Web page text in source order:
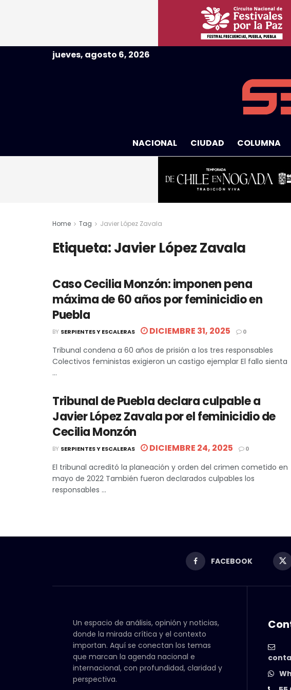
jueves, agosto 6, 2026
NACIONAL CIUDAD COLUMNA
Home Tag Javier López Zavala
Etiqueta:Javier López Zavala
Caso Cecilia Monzón: imponen pena
máxima de 60 años por feminicidio en
Puebla
BY SERPIENTES Y ESCALERAS DICIEMBRE 31, 2025 0
Tribunal condena a 60 años de prisión a los tres responsables
Colectivos feministas exigieron un castigo ejemplar El fallo sienta
...
Tribunal de Puebla declara culpable a
Javier López Zavala por el feminicidio de
Cecilia Monzón
BY SERPIENTES Y ESCALERAS DICIEMBRE 24, 2025 0
El tribunal acreditó la planeación y orden del crimen cometido en
mayo de 2022 También fueron declarados culpables los
responsables ...
FACEBOOK
Un espacio de análisis, opinión y noticias,
donde la mirada crítica y el contexto
importan. Aquí se conectan los temas
que marcan la agenda nacional e
internacional, con profundidad, claridad y
perspectiva.